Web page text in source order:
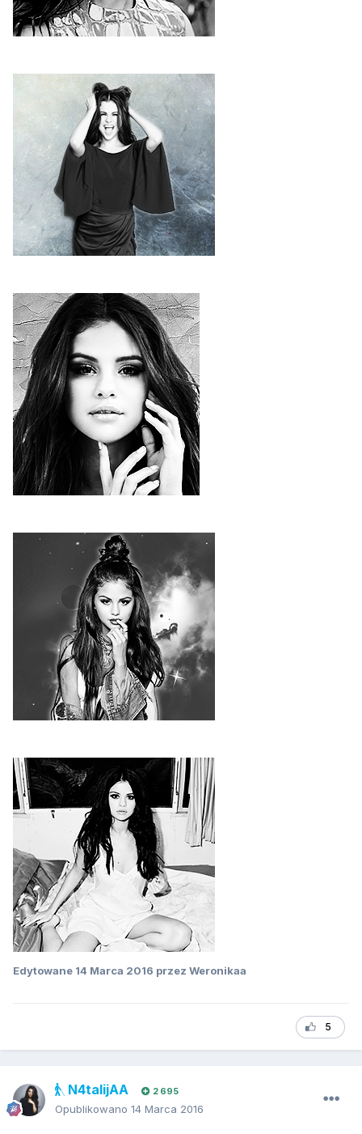
Edytowane 14 Marca 2016 przez Weronikaa
5
N4talijAA 2 695
Opublikowano 14 Marca 2016